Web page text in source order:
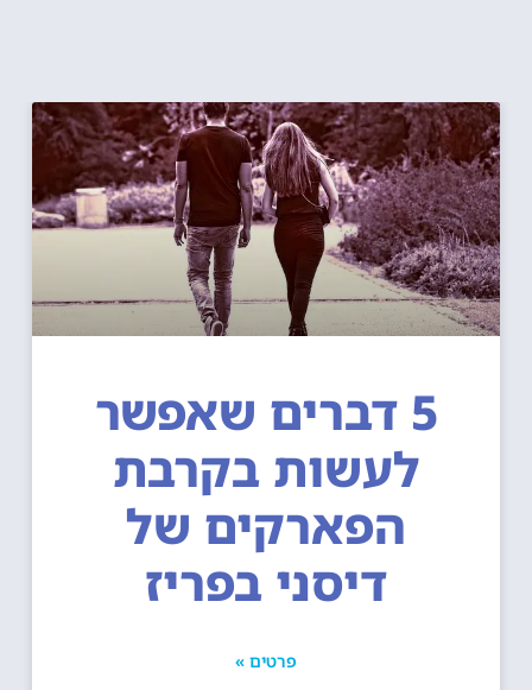
5 דברים שאפשר
לעשות בקרבת
הפארקים של
דיסני בפריז
פרטים »